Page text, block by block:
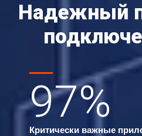
Надежный
97%
Критически важные